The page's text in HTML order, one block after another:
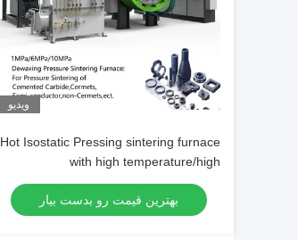
ویدیو
Hot Isostatic Pressing sintering furnace
with high temperature/high
pressure/Inert gas protection
بهترین قیمت رو بدست بیار